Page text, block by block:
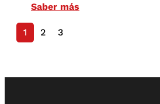
Saber más
1 2 3